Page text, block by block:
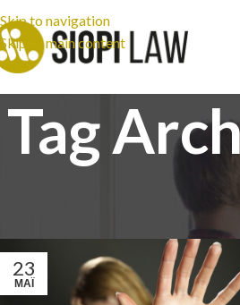
Skip to navigation
Skip to main content
Tag
23
ΜΆΙ